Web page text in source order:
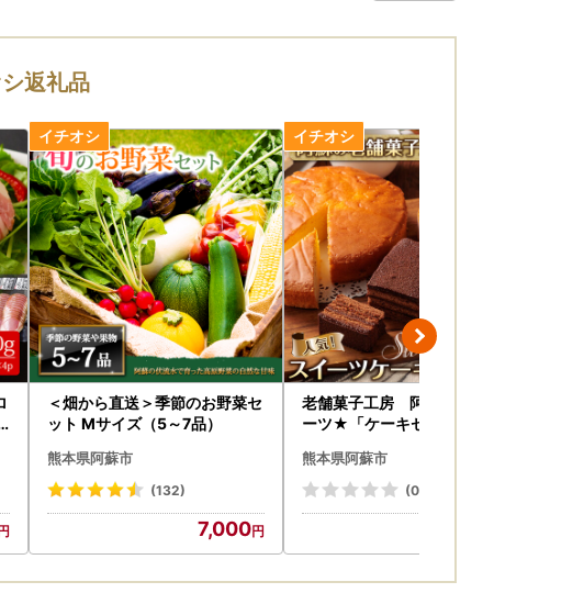
返礼品
＜畑から直送＞季節のお野菜セ
ット Mサイズ（5～7品）
熊本県阿蘇市
(132)
7,000
老舗菓子工房 阿蘇の人気スイ
ーツ★「ケーキセット」
熊本県阿蘇市
(0)